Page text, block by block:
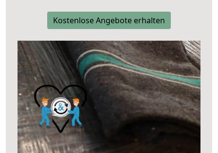
Kostenlose Angebote erhalten